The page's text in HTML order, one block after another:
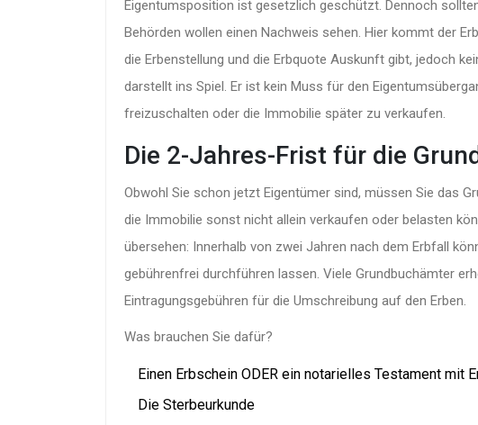
Eigentumsposition ist gesetzlich geschützt. Dennoch
Behörden wollen einen Nachweis sehen. Hier kommt der
die Erbenstellung und die Erbquote Auskunft gibt, jedoch
darstellt ins Spiel. Er ist kein Muss für den
freizuschalten oder die Immobilie später zu verkaufen.
Die 2-Jahres-Frist für die
Obwohl Sie schon jetzt Eigentümer sind, müssen Sie das
die Immobilie sonst nicht allein verkaufen oder belasten
übersehen: Innerhalb von zwei Jahren nach dem Erbfall
gebührenfrei durchführen lassen. Viele Grundbuchämter
Eintragungsgebühren für die Umschreibung auf den Erben.
Was brauchen Sie dafür?
Einen Erbschein ODER ein notarielles Testament mit
Die Sterbeurkunde